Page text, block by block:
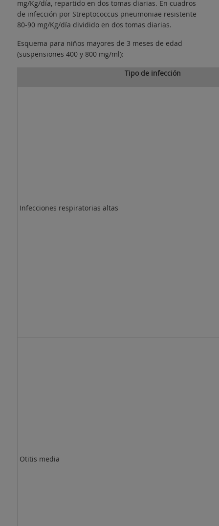
mg/Kg/día, repartido en dos tomas diarias. En cuadros
de infección por Streptococcus pneumoniae resistente
80-90 mg/Kg/día dividido en dos tomas diarias.
Esquema para niños mayores de 3 meses de edad
(suspensiones 400 y 800 mg/ml):
Tipo de infección
Infecciones respiratorias altas
Otitis media